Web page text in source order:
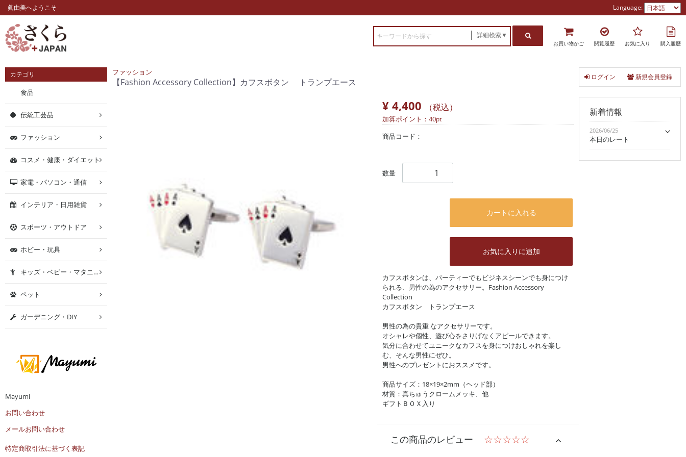
眞由美へようこそ Language:
詳細検索▼
お買い物かご 閲覧履歴 お気に入り 購入履歴
ファッション
【Fashion Accessory Collection】カフスボタン トランプエース
¥ 4,400 （税込）
加算ポイント： 40pt
商品コード：
数量
カートに入れる
お気に入りに追加
カフスボタンは、パーティーでもビジネスシーンでも身につけ
られる、男性の為のアクセサリー。Fashion Accessory
Collection
カフスボタン トランプエース
男性の為の貴重 なアクセサリーです。
オシャレや個性、遊び心をさりげなくアピールできます。
気分に合わせてユニークなカフスを身につけおしゃれを楽し
む、そんな男性にぜひ。
男性へのプレゼントにおススメです。
商品サイズ：18×19×2mm（ヘッド部）
材質：真ちゅうクロームメッキ、他
ギフトＢＯＸ入り
この商品のレビュー ☆☆☆☆☆
カテゴリ
食品
伝統工芸品
ファッション
コスメ・健康・ダイエット
家電・パソコン・通信
インテリア・日用雑貨
スポーツ・アウトドア
ホビー・玩具
キッズ・ベビー・マタニティ
ペット
ガーデニング・DIY
Mayumi
お問い合わせ
メールお問い合わせ
特定商取引法に基づく表記
ログイン 新規会員登録
新着情報
2026/06/25
本日のレート